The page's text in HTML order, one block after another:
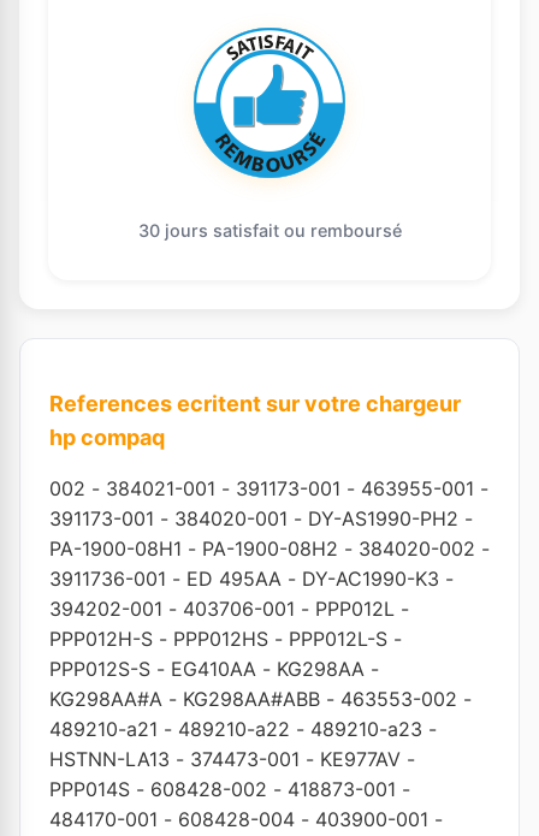
30 jours satisfait ou remboursé
References ecritent sur votre chargeur
hp compaq
002 - 384021-001 - 391173-001 - 463955-001 -
391173-001 - 384020-001 - DY-AS1990-PH2 -
PA-1900-08H1 - PA-1900-08H2 - 384020-002 -
3911736-001 - ED 495AA - DY-AC1990-K3 -
394202-001 - 403706-001 - PPP012L -
PPP012H-S - PPP012HS - PPP012L-S -
PPP012S-S - EG410AA - KG298AA -
KG298AA#A - KG298AA#ABB - 463553-002 -
489210-a21 - 489210-a22 - 489210-a23 -
HSTNN-LA13 - 374473-001 - KE977AV -
PPP014S - 608428-002 - 418873-001 -
484170-001 - 608428-004 - 403900-001 -